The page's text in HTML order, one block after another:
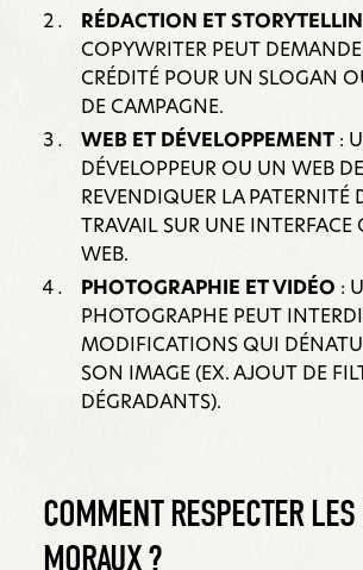
RÉDACTION ET
COPYWRITER PEUT
CRÉDITÉ POUR UN SLOGAN
DE CAMPAGNE.
WEB ET DÉVELOPPEMENT :
DÉVELOPPEUR OU UN WEB
REVENDIQUER LA PATERNITÉ
TRAVAIL SUR UNE INTERFACE
WEB.
PHOTOGRAPHIE ET VIDÉO :
PHOTOGRAPHE PEUT
MODIFICATIONS QUI
SON IMAGE (EX. AJOUT DE
DÉGRADANTS).
COMMENT RESPECTER LES
MORAUX ?